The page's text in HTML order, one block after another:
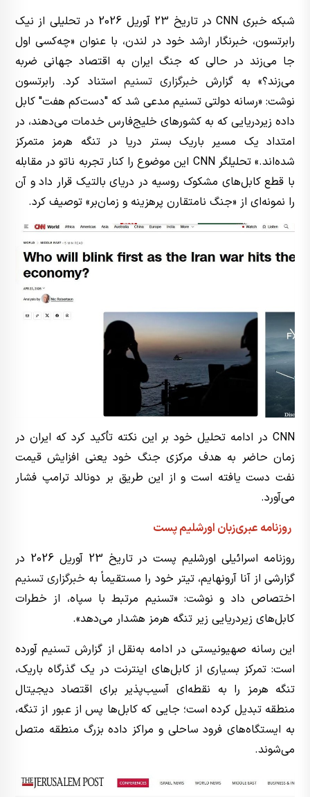
شبکه خبری CNN در تاریخ 23 آوریل 2026 در تحلیلی از نیک
رابرتسون، خبرنگار ارشد خود در لندن، با عنوان «چه‌کسی اول
جا می‌زند در حالی که جنگ ایران به اقتصاد جهانی ضربه
می‌زند؟» به گزارش خبرگزاری تسنیم استناد کرد. رابرتسون
نوشت: «رسانه دولتی تسنیم مدعی شد که "دست‌کم هفت" کابل
داده زیردریایی که به کشورهای خلیج‌فارس خدمات می‌دهند، در
امتداد یک مسیر باریک بستر دریا در تنگه هرمز متمرکز
شده‌اند.» تحلیلگر CNN این موضوع را کنار تجربه ناتو در مقابله
با قطع کابل‌های مشکوک روسیه در دریای بالتیک قرار داد و آن
را نمونه‌ای از «جنگ نامتقارن پرهزینه و زمان‌بر» توصیف کرد.
CNN در ادامه تحلیل خود بر این نکته تأکید کرد که ایران در
زمان حاضر به هدف مرکزی جنگ خود یعنی افزایش قیمت
نفت دست یافته است و از این طریق بر دونالد ترامپ فشار
می‌آورد.
روزنامه عبری‌زبان اورشلیم پست
روزنامه اسرائیلی اورشلیم پست در تاریخ 23 آوریل 2026 در
گزارشی از آنا آرونهایم، تیتر خود را مستقیماً به خبرگزاری تسنیم
اختصاص داد و نوشت: «تسنیم مرتبط با سپاه، از خطرات
کابل‌های زیردریایی زیر تنگه هرمز هشدار می‌دهد».
این رسانه صهیونیستی در ادامه به‌نقل از گزارش تسنیم آورده
است: تمرکز بسیاری از کابل‌های اینترنت در یک گذرگاه باریک،
تنگه هرمز را به نقطه‌ای آسیب‌پذیر برای اقتصاد دیجیتال
منطقه تبدیل کرده است؛ جایی که کابل‌ها پس از عبور از تنگه،
به ایستگاه‌های فرود ساحلی و مراکز داده بزرگ منطقه متصل
می‌شوند.